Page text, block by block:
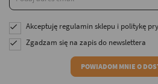
 Akceptuję regulamin sklepu i politykę
 Zgadzam się na zapis do newslettera
POWIADOM MNIE O